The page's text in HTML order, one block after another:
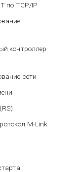
протокола I-NET по TCP/IP
контроллер
сети
M-Link